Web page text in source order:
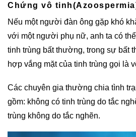
Chứng vô tinh
Nếu một người đàn ông gặp khó
với một người phụ nữ, anh ta có
tinh trùng bất thường, trong sự bất
hợp vắng mặt của tinh trùng gọi là
Các chuyên gia thường chia tình
gồm: không có tinh trùng do tắc
trùng không do tắc nghẽn.